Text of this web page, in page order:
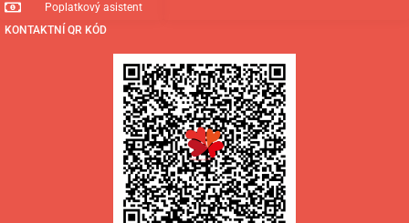
KONTAKTNÍ QR KÓD
Poplatkový asistent